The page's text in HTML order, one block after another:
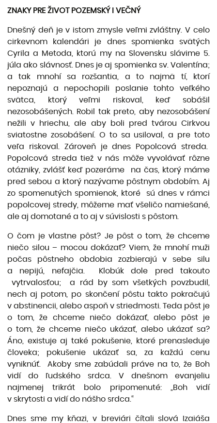
ZNAKY PRE ŽIVOT POZEMSKÝ I VEČNÝ
Dnešný deň je v istom zmysle veľmi zvláštny. V celo
cirkevnom kalendári je dnes spomienka svätých
Cyrila a Metoda, ktorú my na Slovensku slávime 5.
júla ako slávnosť. Dnes je aj spomienka sv. Valentína;
a tak mnohí sa rozšantia, a to najmä tí, ktorí
nepoznajú a nepochopili poslanie tohto veľkého
svätca, ktorý veľmi riskoval, keď sobášil
nezosobášených. Robil tak preto, aby nezosobášení
nežili v hriechu, ale aby boli pred tvárou Cirkvou
sviatostne zosobášení. O to sa usiloval, a pre toto
veľa riskoval. Zároveň je dnes Popolcová streda.
Popolcová streda tiež v nás môže vyvolávať rôzne
otázniky, zvlášť keď pozeráme na čas, ktorý máme
pred sebou a ktorý nazývame pôstnym obdobím. Aj
zo spomenutých spomienok, ktoré sú dnes v rámci
popolcovej stredy, môžeme mať všeličo namiešané,
ale aj domotané a to aj v súvislosti s pôstom.
O čom je vlastne pôst? Je pôst o tom, že chceme
niečo silou – mocou dokázať? Viem, že mnohí muži
počas pôstneho obdobia zozbierajú v sebe silu
a nepijú, nefajčia. Klobúk dole pred takouto
vytrvalosťou; a rád by som všetkých povzbudil,
nech aj potom, po skončení pôstu takto pokračujú
v abstinencii, alebo aspoň v striedmosti. Teda pôst je
o tom, že chceme niečo dokázať, alebo pôst je
o tom, že chceme niečo ukázať, alebo ukázať sa?
Áno, existuje aj také pokušenie, ktoré prenasleduje
človeka; pokušenie ukázať sa, za každú cenu
vyniknúť. Akoby sme zabúdali práve na to, že Boh
vidí do ľudského srdca. V dnešnom evanjeliu
najmenej trikrát bolo pripomenuté: „Boh vidí
v skrytosti a vidí do nášho srdca.“
Dnes sme my kňazi, v breviári čítali slová Izaiáša